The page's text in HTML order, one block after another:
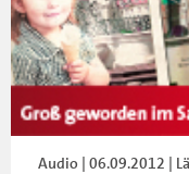
Audio | 06.09.2012 |